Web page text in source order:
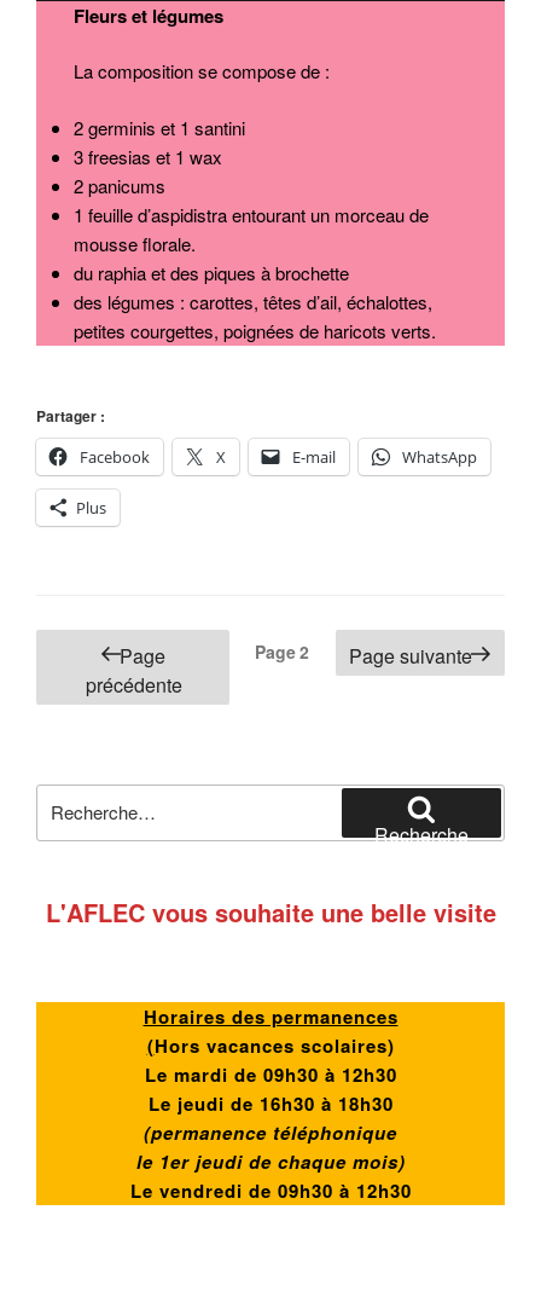
Fleurs et légumes
La composition se compose de :
2 germinis et 1 santini
3 freesias et 1 wax
2 panicums
1 feuille d’aspidistra entourant un morceau de
mousse florale.
du raphia et des piques à brochette
des légumes : carottes, têtes d’ail, échalottes,
petites courgettes, poignées de haricots verts.
Partager :
Facebook
X E-mail WhatsApp
Plus
Pagination
publications
Page
précédente
Page2 Page suivante
pour
Recherche
L'AFLEC vous souhaite une belle visite
Horaires des permanences
(Hors vacances scolaires)
Le mardi de 09h30 à 12h30
Le jeudi de 16h30 à 18h30
(permanence téléphonique
le 1er jeudi de chaque mois)
Le vendredi de 09h30 à 12h30